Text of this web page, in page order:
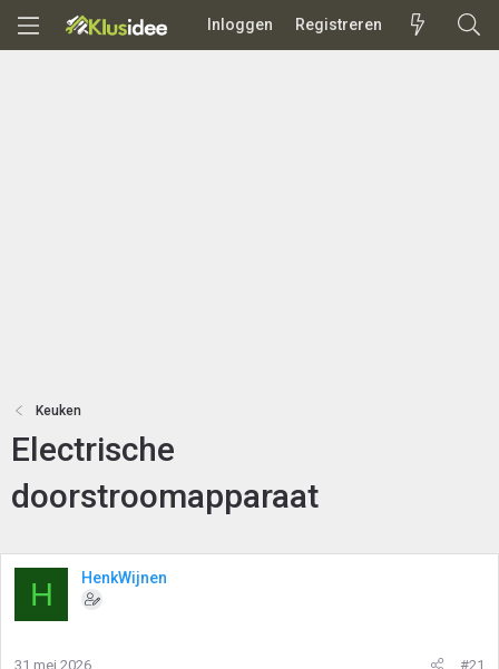
Inloggen Registreren
Keuken
Electrische
doorstroomapparaat
H HenkWijnen
31 mei 2026 #21